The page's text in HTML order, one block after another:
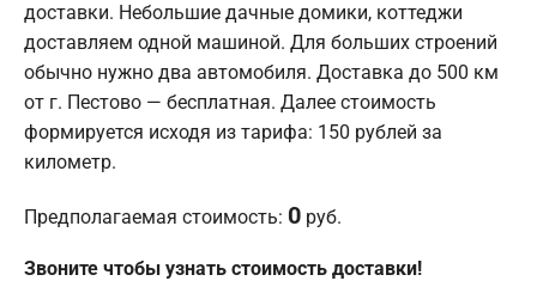
доставки. Небольшие дачные домики, коттеджи
доставляем одной машиной. Для больших строений
обычно нужно два автомобиля. Доставка до 500 км
от г. Пестово — бесплатная. Далее стоимость
формируется исходя из тарифа: 150 рублей за
километр.
Предполагаемая стоимость: 0 руб.
Звоните чтобы узнать стоимость доставки!